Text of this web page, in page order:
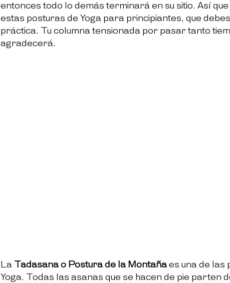
entonces todo lo demás terminará en su sitio. Así
estas posturas de Yoga para principiantes, que
práctica. Tu columna tensionada por pasar tanto
agradecerá.
La Tadasana o Postura de la Montaña es una de las
Yoga. Todas las asanas que se hacen de pie parten